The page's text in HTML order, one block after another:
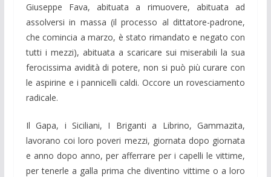
Giuseppe Fava, abituata a rimuovere, abituata ad
assolversi in massa (il processo al dittatore-padrone,
che comincia a marzo, è stato rimandato e negato con
tutti i mezzi), abituata a scaricare sui miserabili la sua
ferocissima avidità di potere, non si può più curare con
le aspirine e i pannicelli caldi. Occore un rovesciamento
radicale.
Il Gapa, i Siciliani, I Briganti a Librino, Gammazita,
lavorano coi loro poveri mezzi, giornata dopo giornata
e anno dopo anno, per afferrare per i capelli le vittime,
per tenerle a galla prima che diventino vittime o a loro